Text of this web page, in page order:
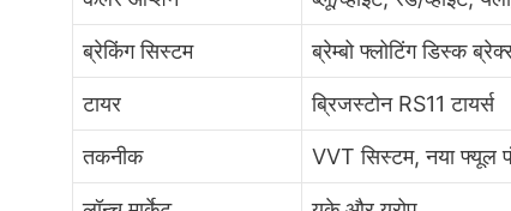
ब्रेकिंग सिस्टम ब्रेम्बो फ्लोटिंग डिस्क
टायर ब्रिजस्टोन RS11 टायर्स
तकनीक VVT सिस्टम, नया फ्यूल